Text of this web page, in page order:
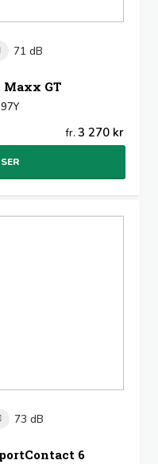
71 dB
Maxx GT
fr. 3 270 kr
73 dB
6